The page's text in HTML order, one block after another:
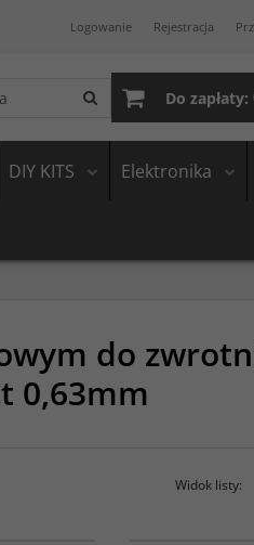
Logowanie Rejestracja
Do zapłaty:
DIY KITS Elektronika
do
0,63mm
Widok listy: